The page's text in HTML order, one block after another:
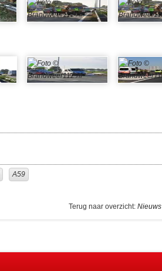
A59
Terug naar overzicht: Nieuws